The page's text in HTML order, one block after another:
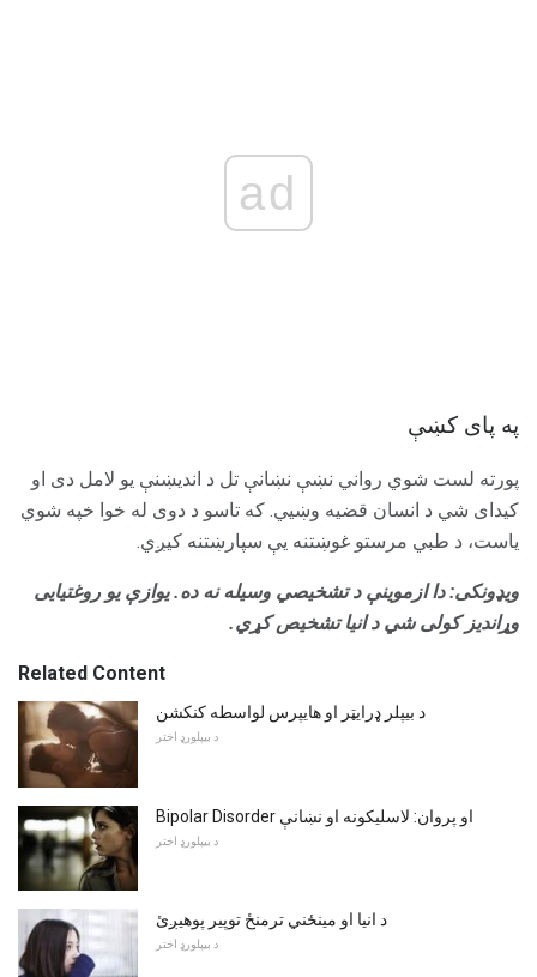
ad
په پای کښې
پورته لست شوي رواني نښې نښانې تل د اندیښنې یو لامل دی او
کیدای شي د انسان قضیه وښيي. که تاسو د دوی له خوا خپه شوي
یاست، د طبي مرستو غوښتنه یې سپارښتنه کیږي.
ویډونکی: دا ازموینې د تشخیصي وسیله نه ده. یوازې یو روغتیایی
وړاندیز کولی شي د انیا تشخیص کړي.
Related Content
د بیپلر ډرایټر او هایپرس لواسطه کنکشن
د بیپلورډ اختر
Bipolar Disorder او پروان: لاسلیکونه او نښانې
د بیپلورډ اختر
د انیا او مینځني ترمنځ توپیر پوهیږئ
د بیپلورډ اختر